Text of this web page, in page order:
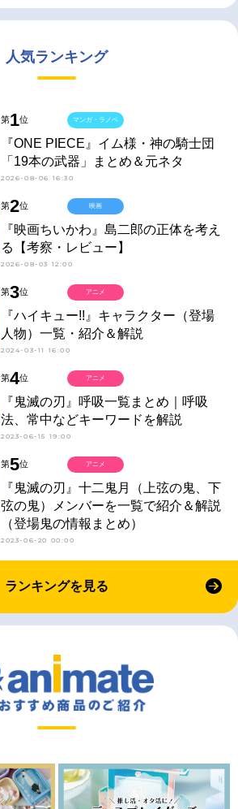
人気ランキング
第1位
『ONE PIECE』イム様・神の騎士団
「19本の武器」まとめ＆元ネタ
2026-08-06 16:30
マンガ・ラノベ
第2位
『映画ちいかわ』島二郎の正体を考え
る【考察・レビュー】
2026-08-03 12:00
映画
第3位
『ハイキュー!!』キャラクター（登場
人物）一覧・紹介＆解説
2024-03-11 16:00
アニメ
第4位
『鬼滅の刃』呼吸一覧まとめ｜呼吸
法、常中などキーワードを解説
2023-06-15 19:00
アニメ
第5位
『鬼滅の刃』十二鬼月（上弦の鬼、下
弦の鬼）メンバーを一覧で紹介＆解説
（登場鬼の情報まとめ）
2023-06-20 00:00
アニメ
ランキングを見る